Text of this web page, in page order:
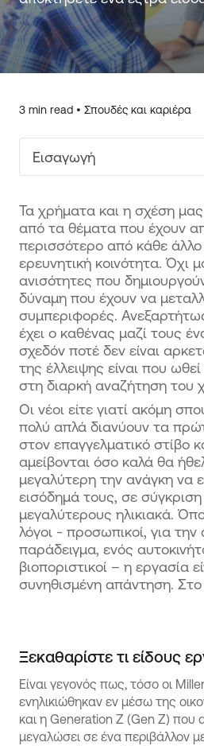
3 min read • Σπουδές και καριέρα
Εισαγωγή
Τα χρήματα και η σχέση μας
από τα θέματα που έχουν
περισσότερο από κάθε
ερευνητική κοινότητα. Όχι
ανισότητες που
δύναμη που έχουν να
συμπεριφορές.
έχει ο καθένας μαζί τους
σχεδόν ποτέ δεν είναι
της έλλειψης είναι που
στη διαρκή αναζήτηση του
Οι νέοι είτε γιατί ακόμη
πολύ απλά διανύουν τα
στον επαγγελματικό στίβο
αμείβονται όσο καλά θα
μεγαλύτερη την ανάγκη να
εισόδημά τους, σε
μεγαλύτερους ηλικιακά.
λόγοι - προσωπικοί, για την
παράδειγμα, ενός
βιοποριστικοί – η εργασία
συνηθισμένη απάντηση. Στο
Ξεκαθαρίστε τι είδους
Είναι γεγονός πως, τόσο οι
ενηλικιώθηκαν εν μέσω της
και η Generation Z (Gen Z) που
μεγαλώσει σε ένα περιβάλλον